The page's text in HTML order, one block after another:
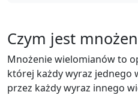
Czym jest
Mnożenie wielomianów to
której każdy wyraz jednego
przez każdy wyraz innego